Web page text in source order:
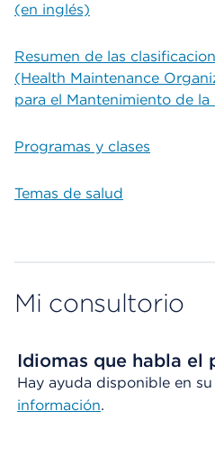
(en inglés)
Resumen de las
(Health Maintenance
para el Mantenimiento de
Programas y clases
Temas de salud
Mi consultorio
Idiomas que habla el
Hay ayuda disponible en
información.